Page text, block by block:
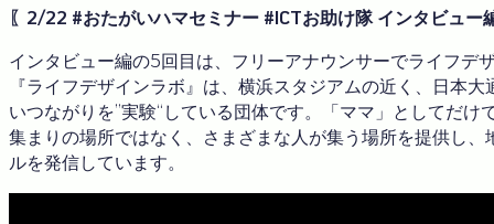
〖2/22 #おたがいハマセミナー #ICTお助け隊 インタビュ
インタビュー編の5回目は、フリーアナウンサーでライフデ
『ライフデザインラボ』は、横浜スタジアムの近く、日本
いつながりを”実験“している団体です。「ママ」としてだ
集まりの場所ではなく、さまざまな人が集う場所を提供し
ルを発信しています。